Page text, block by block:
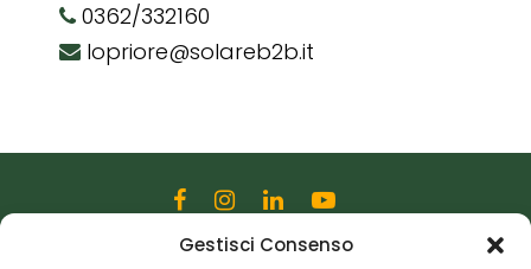
Gestisci Consenso
0362/332160
lopriore@solareb2b.it